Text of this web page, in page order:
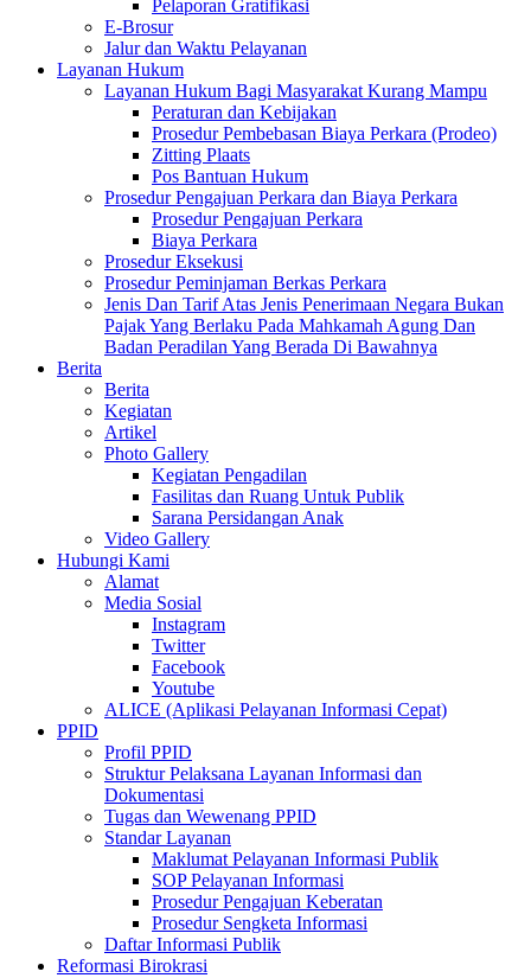
Pelaporan Gratifikasi
E-Brosur
Jalur dan Waktu Pelayanan
Layanan Hukum
Layanan Hukum Bagi Masyarakat Kurang Mampu
Peraturan dan Kebijakan
Prosedur Pembebasan Biaya Perkara (Prodeo)
Zitting Plaats
Pos Bantuan Hukum
Prosedur Pengajuan Perkara dan Biaya Perkara
Prosedur Pengajuan Perkara
Biaya Perkara
Prosedur Eksekusi
Prosedur Peminjaman Berkas Perkara
Jenis Dan Tarif Atas Jenis Penerimaan Negara Bukan
Pajak Yang Berlaku Pada Mahkamah Agung Dan
Badan Peradilan Yang Berada Di Bawahnya
Berita
Berita
Kegiatan
Artikel
Photo Gallery
Kegiatan Pengadilan
Fasilitas dan Ruang Untuk Publik
Sarana Persidangan Anak
Video Gallery
Hubungi Kami
Alamat
Media Sosial
Instagram
Twitter
Facebook
Youtube
ALICE (Aplikasi Pelayanan Informasi Cepat)
PPID
Profil PPID
Struktur Pelaksana Layanan Informasi dan
Dokumentasi
Tugas dan Wewenang PPID
Standar Layanan
Maklumat Pelayanan Informasi Publik
SOP Pelayanan Informasi
Prosedur Pengajuan Keberatan
Prosedur Sengketa Informasi
Daftar Informasi Publik
Reformasi Birokrasi